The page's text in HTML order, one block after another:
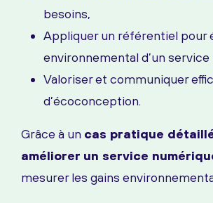
besoins,
Appliquer un référentiel pour
environnemental d’un
Valoriser et communiquer
d’écoconception.
Grâce à un cas pratique
améliorer un service
mesurer les gains